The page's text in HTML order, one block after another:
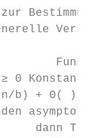
Bestimmung
0 Konstante
b) + Θ( )
dann T(n)